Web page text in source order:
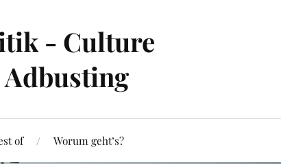
- Culture
of Worum geht’s?